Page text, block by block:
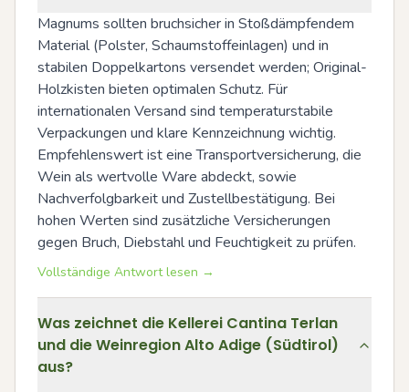
Magnums sollten bruchsicher in Stoßdämpfendem
Material (Polster, Schaumstoffeinlagen) und in
stabilen Doppelkartons versendet werden; Original-
Holzkisten bieten optimalen Schutz. Für
internationalen Versand sind temperaturstabile
Verpackungen und klare Kennzeichnung wichtig.
Empfehlenswert ist eine Transportversicherung, die
Wein als wertvolle Ware abdeckt, sowie
Nachverfolgbarkeit und Zustellbestätigung. Bei
hohen Werten sind zusätzliche Versicherungen
gegen Bruch, Diebstahl und Feuchtigkeit zu prüfen.
Vollständige Antwort lesen →
Was zeichnet die Kellerei Cantina Terlan
und die Weinregion Alto Adige (Südtirol)
aus?